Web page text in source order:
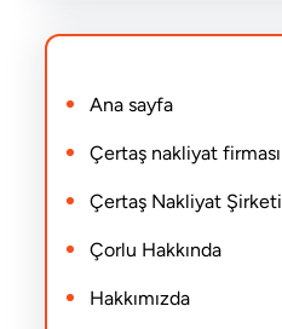
a
c
h
Ana sayfa
Çertaş nakliyat firması
Çertaş Nakliyat Şirketi
Çorlu Hakkında
Hakkımızda